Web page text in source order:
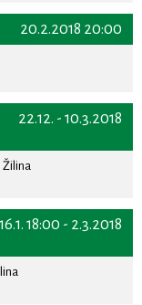
20.2.2018 20:00
22.12. - 10.3.2018
Žilina
16.1. 18:00 - 2.3.2018